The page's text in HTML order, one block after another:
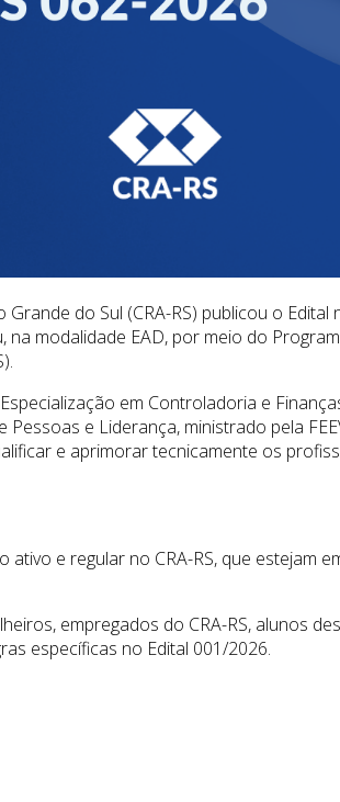
do Sul (CRA-RS) publicou o
modalidade EAD, por meio do
em Controladoria e
e Liderança, ministrado pela
e aprimorar tecnicamente os
e regular no CRA-RS, que estejam
empregados do CRA-RS, alunos
específicas no Edital 001/2026.